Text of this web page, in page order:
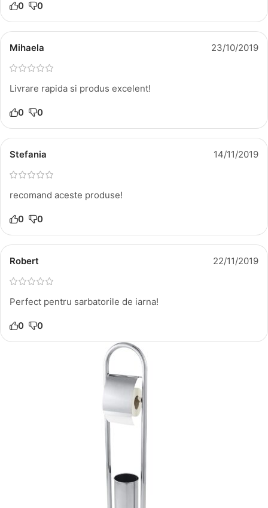
0 0
Mihaela 23/10/2019
Livrare rapida si produs excelent!
0 0
Stefania 14/11/2019
recomand aceste produse!
0 0
Robert 22/11/2019
Perfect pentru sarbatorile de iarna!
0 0